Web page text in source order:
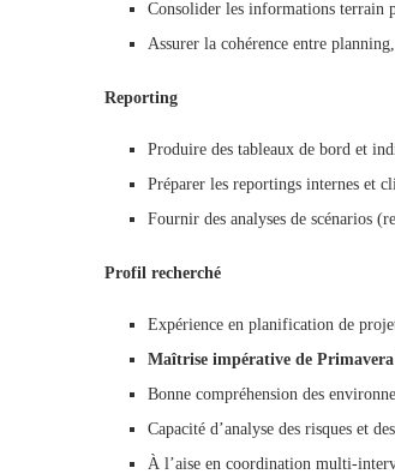
Consolider les informations terrain
Assurer la cohérence entre
Reporting
Produire des tableaux de bord et
Préparer les reportings internes et
Fournir des analyses de scénarios
Profil recherché
Expérience en planification de
Maîtrise impérative de
Bonne compréhension des
Capacité d’analyse des risques et
À l’aise en coordination multi-